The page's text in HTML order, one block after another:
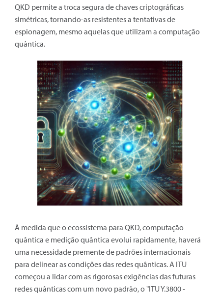
QKD permite a troca segura de chaves criptográficas
simétricas, tornando-as resistentes a tentativas de
espionagem, mesmo aquelas que utilizam a computação
quântica.
À medida que o ecossistema para QKD, computação
quântica e medição quântica evolui rapidamente, haverá
uma necessidade premente de padrões internacionais
para delinear as condições das redes quânticas. A ITU
começou a lidar com as rigorosas exigências das futuras
redes quânticas com um novo padrão, o "ITU Y.3800 -